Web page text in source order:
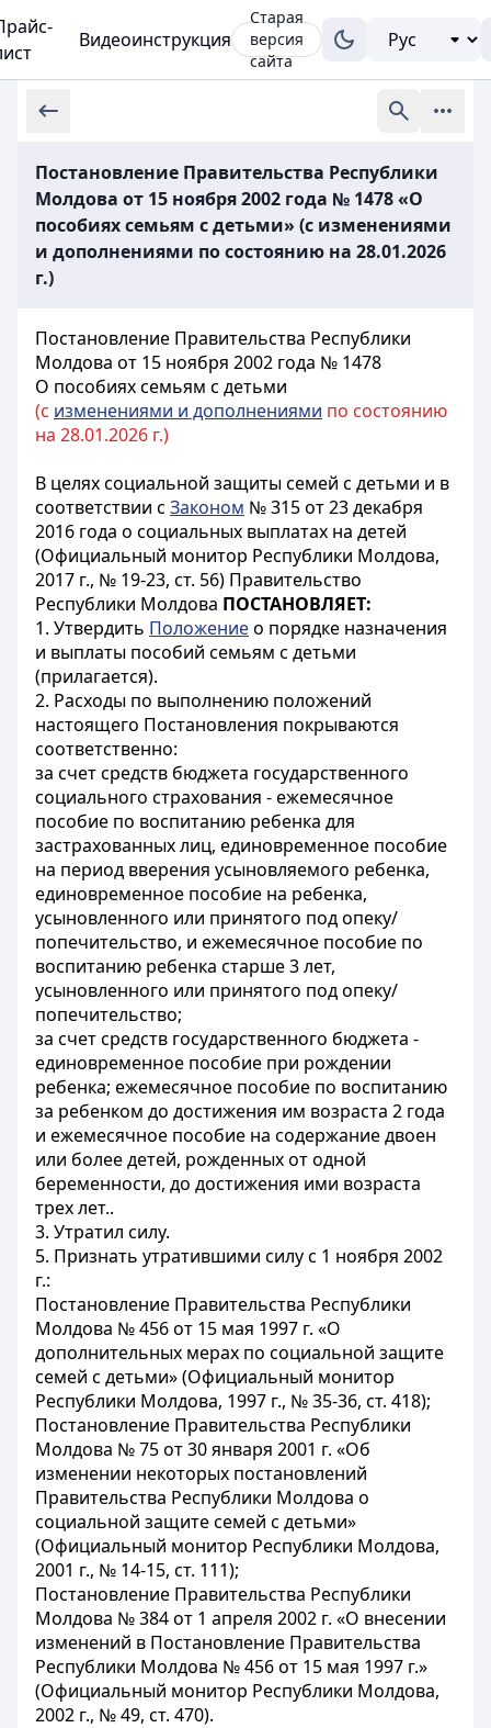
Видеоинструкция
Старая
версия
сайта
Постановление Правительства Республики
Молдова от 15 ноября 2002 года № 1478 «О
пособиях семьям с детьми» (с изменениями
и дополнениями по состоянию на 28.01.2026
г.)
Постановление Правительства Республики
Молдова от 15 ноября 2002 года № 1478
О пособиях семьям с детьми
(с изменениями и дополнениями по состоянию
на 28.01.2026 г.)
В целях социальной защиты семей с детьми и в
соответствии с Законом № 315 от 23 декабря
2016 года о социальных выплатах на детей
(Официальный монитор Республики Молдова,
2017 г., № 19-23, ст. 56) Правительство
Республики Молдова ПОСТАНОВЛЯЕТ:
1. Утвердить Положениео порядке назначения
и выплаты пособий семьям с детьми
(прилагается).
2. Расходы по выполнению положений
настоящего Постановления покрываются
соответственно:
за счет средств бюджета государственного
социального страхования - ежемесячное
пособие по воспитанию ребенка для
застрахованных лиц, единовременное пособие
на период вверения усыновляемого ребенка,
единовременное пособие на ребенка,
усыновленного или принятого под опеку/
попечительство, и ежемесячное пособие по
воспитанию ребенка старше 3 лет,
усыновленного или принятого под опеку/
попечительство;
за счет средств государственного бюджета -
единовременное пособие при рождении
ребенка; ежемесячное пособие по воспитанию
за ребенком до достижения им возраста 2 года
и ежемесячное пособие на содержание двоен
или более детей, рожденных от одной
беременности, до достижения ими возраста
трех лет..
3. Утратил силу.
5. Признать утратившими силу с 1 ноября 2002
г.:
Постановление Правительства Республики
Молдова № 456 от 15 мая 1997 г. «О
дополнительных мерах по социальной защите
семей с детьми» (Официальный монитор
Республики Молдова, 1997 г., № 35-36, ст. 418);
Постановление Правительства Республики
Молдова № 75 от 30 января 2001 г. «Об
изменении некоторых постановлений
Правительства Республики Молдова о
социальной защите семей с детьми»
(Официальный монитор Республики Молдова,
2001 г., № 14-15, ст. 111);
Постановление Правительства Республики
Молдова № 384 от 1 апреля 2002 г. «О внесении
изменений в Постановление Правительства
Республики Молдова № 456 от 15 мая 1997 г.»
(Официальный монитор Республики Молдова,
2002 г., № 49, ст. 470).